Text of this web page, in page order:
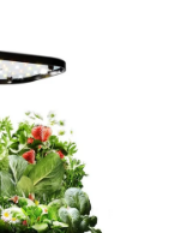
Blog